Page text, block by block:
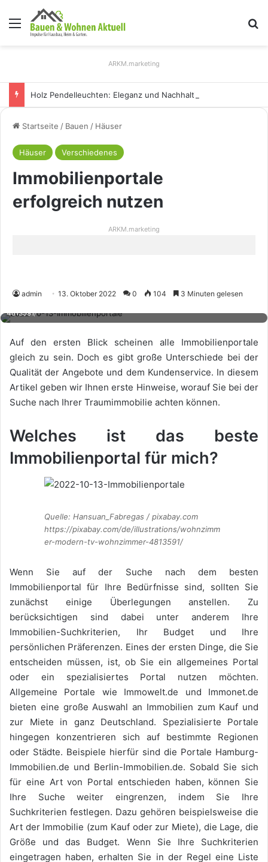
Menü
ARKM.marketing
Startseite / Bauen / Häuser
Häuser Verschiedenes
Immobilienportale
erfolgreich nutzen
ARKM.marketing
admin 13. Oktober 2022 0 104 3 Minuten gelesen
https://pixabay.com/de/illustrations/wohnzimmer-modern-tv-wohnzimmer-
4813591/
Auf den ersten Blick scheinen alle Immobilienportale
gleich zu sein. Doch es gibt große Unterschiede bei der
Qualität der Angebote und dem Kundenservice. In diesem
Artikel geben wir Ihnen erste Hinweise, worauf Sie bei der
Suche nach Ihrer Traumimmobilie achten können.
Welches ist das beste
Immobilienportal für mich?
Quelle: Hansuan_Fabregas / pixabay.com
https://pixabay.com/de/illustrations/wohnzimm
er-modern-tv-wohnzimmer-4813591/
Wenn Sie auf der Suche nach dem besten
Immobilienportal für Ihre Bedürfnisse sind, sollten Sie
zunächst einige Überlegungen anstellen. Zu
berücksichtigen sind dabei unter anderem Ihre
Immobilien-Suchkriterien, Ihr Budget und Ihre
persönlichen Präferenzen. Eines der ersten Dinge, die Sie
entscheiden müssen, ist, ob Sie ein allgemeines Portal
oder ein spezialisiertes Portal nutzen möchten.
Allgemeine Portale wie Immowelt.de und Immonet.de
bieten eine große Auswahl an Immobilien zum Kauf und
zur Miete in ganz Deutschland. Spezialisierte Portale
hingegen konzentrieren sich auf bestimmte Regionen
oder Städte. Beispiele hierfür sind die Portale Hamburg-
Immobilien.de und Berlin-Immobilien.de. Sobald Sie sich
für eine Art von Portal entschieden haben, können Sie
Ihre Suche weiter eingrenzen, indem Sie Ihre
Suchkriterien festlegen. Dazu gehören beispielsweise die
Art der Immobilie (zum Kauf oder zur Miete), die Lage, die
Größe und das Budget. Wenn Sie Ihre Suchkriterien
eingetragen haben, erhalten Sie in der Regel eine Liste